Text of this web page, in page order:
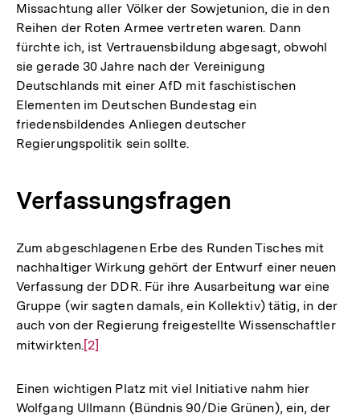
Fußnote
Missachtung aller Völker der Sowjetunion, die in den
Reihen der Roten Armee vertreten waren. Dann
fürchte ich, ist Vertrauensbildung abgesagt, obwohl
sie gerade 30 Jahre nach der Vereinigung
Deutschlands mit einer AfD mit faschistischen
Elementen im Deutschen Bundestag ein
friedensbildendes Anliegen deutscher
Regierungspolitik sein sollte.
Verfassungsfragen
Zum abgeschlagenen Erbe des Runden Tisches mit
nachhaltiger Wirkung gehört der Entwurf einer neuen
Verfassung der DDR. Für ihre Ausarbeitung war eine
Gruppe (wir sagten damals, ein Kollektiv) tätig, in der
auch von der Regierung freigestellte Wissenschaftler
mitwirkten.Zur
der
Fußnote
[2]
Einen wichtigen Platz mit viel Initiative nahm hier
Wolfgang Ullmann (Bündnis 90/Die Grünen), ein, der